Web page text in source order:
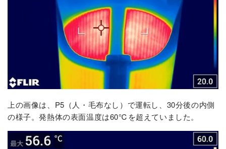
上の画像は、P5（人・毛布なし）で運転し、30分後の内側
の様子。発熱体の表面温度は60℃を超えていました。